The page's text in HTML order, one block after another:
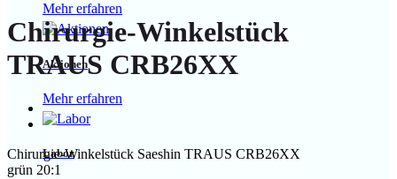
Mehr erfahren
Aktionen
Mehr erfahren
Labor
Chirurgie-Winkelstück
TRAUS CRB26XX
Chirurgie-Winkelstück Saeshin TRAUS CRB26XX
grün 20:1